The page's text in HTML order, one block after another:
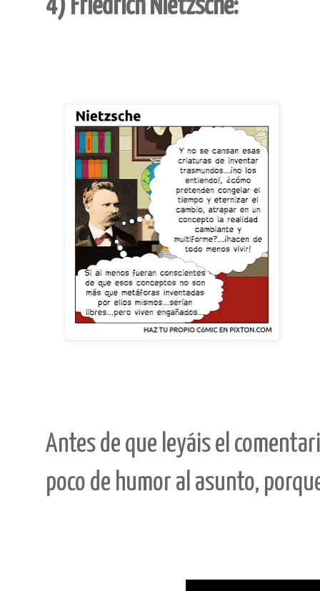
4) Friedrich Nietzsche:
Antes de que leyáis el
poco de humor al asunto,